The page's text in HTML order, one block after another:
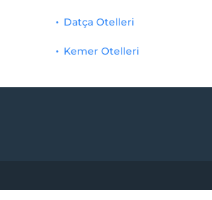
Datça Otelleri
Kemer Otelleri